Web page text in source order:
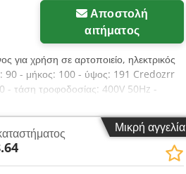
Αποστολή
αιτήματος
για χρήση σε αρτοποιείο, ηλεκτρικός
90 - μήκος: 100 - ύψος: 191 Credozrr
τάση τροφοδοσίας: 400V 50Hz -
επιλογές: μεταφορά. Η
ΡΩΣΙΚΑ, ΟΥΚΡΑΪΝΙΚΑ. Στην
φούρνους με ράφια, φούρνους
φούρνους που λειτουργούν με
με θερμικό έλαιο, μηχανήματα
Μικρή αγγελία